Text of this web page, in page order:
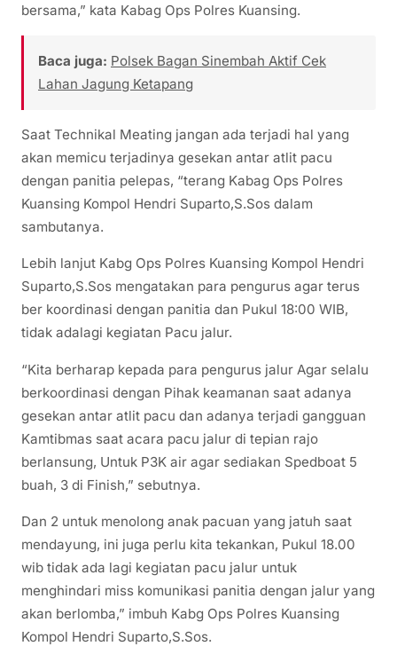
bersama,” kata Kabag Ops Polres Kuansing.
Baca juga: Polsek Bagan Sinembah Aktif Cek
Lahan Jagung Ketapang
Saat Technikal Meating jangan ada terjadi hal yang
akan memicu terjadinya gesekan antar atlit pacu
dengan panitia pelepas, “terang Kabag Ops Polres
Kuansing Kompol Hendri Suparto,S.Sos dalam
sambutanya.
Lebih lanjut Kabg Ops Polres Kuansing Kompol Hendri
Suparto,S.Sos mengatakan para pengurus agar terus
ber koordinasi dengan panitia dan Pukul 18:00 WIB,
tidak adalagi kegiatan Pacu jalur.
“Kita berharap kepada para pengurus jalur Agar selalu
berkoordinasi dengan Pihak keamanan saat adanya
gesekan antar atlit pacu dan adanya terjadi gangguan
Kamtibmas saat acara pacu jalur di tepian rajo
berlansung, Untuk P3K air agar sediakan Spedboat 5
buah, 3 di Finish,” sebutnya.
Dan 2 untuk menolong anak pacuan yang jatuh saat
mendayung, ini juga perlu kita tekankan, Pukul 18.00
wib tidak ada lagi kegiatan pacu jalur untuk
menghindari miss komunikasi panitia dengan jalur yang
akan berlomba,” imbuh Kabg Ops Polres Kuansing
Kompol Hendri Suparto,S.Sos.